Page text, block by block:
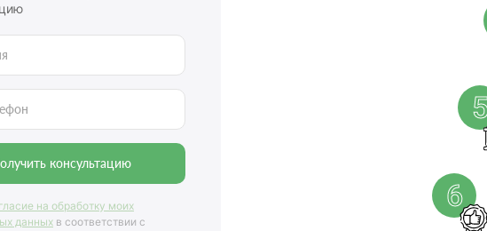
консультацию
на обработку моих
данных в соответствии с
6